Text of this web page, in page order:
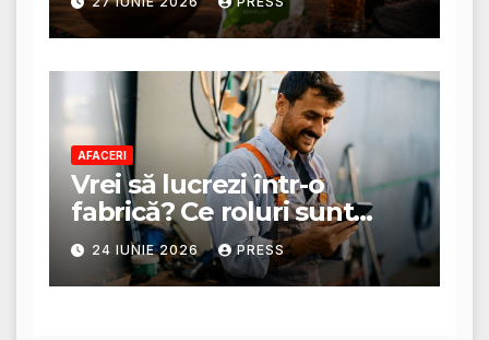
AFACERI
Vrei să lucrezi într-o
fabrică? Ce roluri sunt
disponibile și ce presupun
acestea
24 IUNIE 2026 PRESS